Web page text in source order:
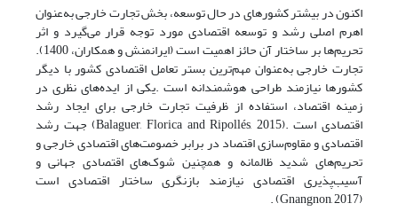
اکنون در بیشتر کشورهای در حال توسعه، بخش تجارت خارجی به‌عنوان
اهرم اصلی رشد و توسعه اقتصادی مورد توجه قرار می‌گیرد و اثر
تحریم‌ها بر ساختار آن حائز اهمیت است (ایرانمنش و همکاران، 1400).
تجارت خارجی به‌عنوان مهم‌ترین بستر تعامل اقتصادی کشور با دیگر
کشورها نیازمند طراحی هوشمندانه است .یکی از ایده‌های نظری در
زمینه اقتصاد، استفاده از ظرفیت تجارت خارجی برای ایجاد رشد
اقتصادی است .(Balaguer, Florica and Ripollés, 2015) جهت رشد
اقتصادی و مقاوم‌سازی اقتصاد در برابر خصومت‌های اقتصادی خارجی و
تحریم‌های شدید ظالمانه و همچنین شوک‌های اقتصادی جهانی و
آسیب‌پذیری اقتصادی نیازمند بازنگری ساختار اقتصادی است
(Gnangnon, 2017) .